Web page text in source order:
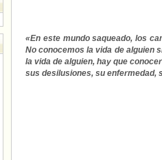
«En este mundo saqueado, los
No conocemos la vida de alguien
la vida de alguien, hay que
sus desilusiones, su enfermedad,